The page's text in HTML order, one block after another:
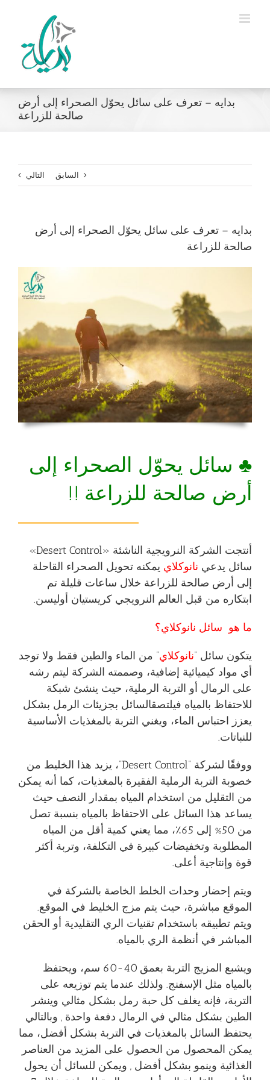
بدايه – تعرف على سائل يحوّل الصحراء إلى أرض
صالحة للزراعة
السابق التالي
بدايه – تعرف على سائل يحوّل الصحراء إلى أرض
صالحة للزراعة
♣ سائل يحوّل الصحراء إلى
أرض صالحة للزراعة !!
أنتجت الشركة النرويجية الناشئة «Desert Control»
سائل يدعي نانوكلاي يمكنه تحويل الصحراء القاحلة
إلى أرض صالحة للزراعة خلال ساعات قليلة تم
ابتكاره من قبل العالم النرويجي كريستيان أوليسن.
ما هو سائل نانوكلاي؟
يتكون سائل “نانوكلاي” من الماء والطين فقط ولا توجد
أي مواد كيميائية إضافية، وصممته الشركة ليتم رشه
على الرمال أو التربة الرملية، حيث ينشئ شبكة
للاحتفاظ بالمياه فيلتصقالسائل بجزيئات الرمل بشكل
يعزز احتباس الماء، ويغني التربة بالمغذيات الأساسية
للنباتات.
ووفقًا لشركة “Desert Control”، يزيد هذا الخليط من
خصوبة التربة الرملية الفقيرة بالمغذيات، كما أنه يمكن
من التقليل من استخدام المياه بمقدار النصف حيث
يساعد هذا السائل على الاحتفاظ بالمياه بنسبة تصل
من 50% إلى 65٪، مما يعني كمية أقل من المياه
المطلوبة وتخفيضات كبيرة في التكلفة، وتربة أكثر
قوة وإنتاجية أعلى.
ويتم إحضار وحدات الخلط الخاصة بالشركة في
الموقع مباشرة، حيث يتم مزج الخليط في الموقع.
ويتم تطبيقه باستخدام تقنيات الري التقليدية أو الحقن
المباشر في أنظمة الري بالمياه.
ويشبع المزيج التربة بعمق 40-60 سم، ويحتفظ
بالمياه مثل الإسفنج. ولذلك عندما يتم توزيعه على
التربة، فإنه يغلف كل حبة رمل بشكل مثالي وينشر
الطين بشكل مثالي في الرمال دفعة واحدة , وبالتالي
يحتفظ السائل بالمغذيات في التربة بشكل أفضل، مما
يمكن المحصول من الحصول على المزيد من العناصر
الغذائية وينمو بشكل أفضل , ويمكن للسائل أن يحول